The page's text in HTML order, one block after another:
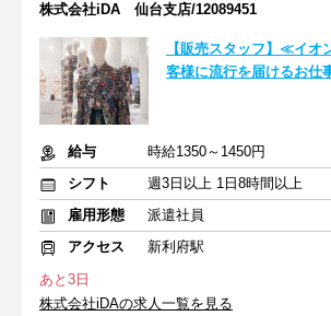
株式会社iDA 仙台支店/12089451
【販売スタッフ】≪イ
客様に流行を届けるお仕
給与
時給1350～1450円
シフト
週3日以上 1日8時間以上
雇用形態
派遣社員
アクセス
新利府駅
あと3日
株式会社iDAの求人一覧を見る